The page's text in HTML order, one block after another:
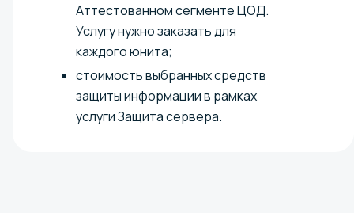
Аттестованном сегменте ЦОД.
Услугу нужно заказать для
каждого юнита;
стоимость выбранных средств
защиты информации в рамках
услуги Защита сервера.